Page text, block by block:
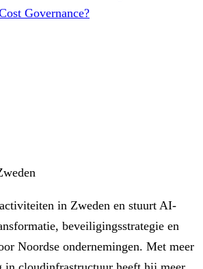
Governance?
in Zweden en stuurt AI-
beveiligingsstrategie en
Noordse ondernemingen. Met meer